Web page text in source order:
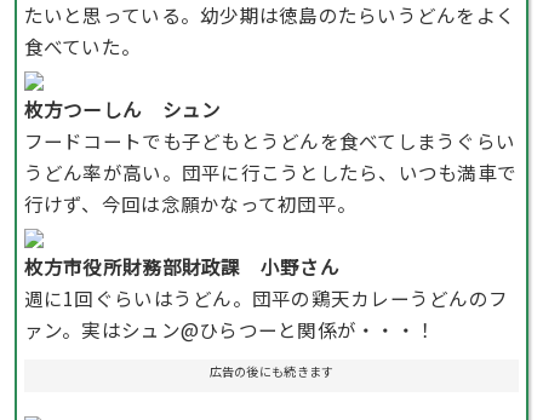
たいと思っている。幼少期は徳島のたらいうどんをよく
食べていた。
枚方つーしん シュン
フードコートでも子どもとうどんを食べてしまうぐらい
うどん率が高い。団平に行こうとしたら、いつも満車で
行けず、今回は念願かなって初団平。
枚方市役所財務部財政課 小野さん
週に1回ぐらいはうどん。団平の鶏天カレーうどんのフ
ァン。実はシュン@ひらつーと関係が・・・！
広告の後にも続きます